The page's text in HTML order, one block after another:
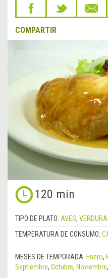
COMPARTIR
120 min
TIPO DE PLATO: AVES,
TEMPERATURA DE CONSUMO:
MESES DE TEMPORADA: Enero,
Septiembre, Octubre, Noviembre,